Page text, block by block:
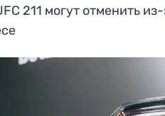
211 могут отменить